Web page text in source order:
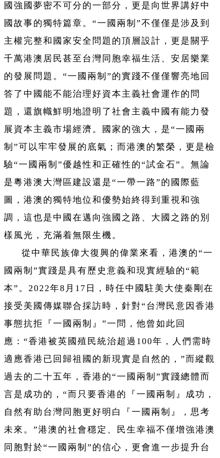
國強國夢密不可分的一部分，更是向世界講好中
國故事的獨特篇章。“一國兩制”不僅僅是涉及到
主權完整和國家安全問題的頂層設計，更是關乎
千萬港澳居民甚至台灣同胞幸福生活、安居樂業
的發展問題。“一國兩制”的實踐不僅僅響亮地回
答了中國能不能治理好資本主義社會運作的問
題，還旗幟鮮明地證明了社會主義中國有能力發
展資本主義市場經濟。國家的強大，是“一國兩
制”可以牢牢發展的底氣；而港澳的繁榮，更是檢
驗“一國兩制”優越性和正確性的“試金石”。無論
是粵港澳大灣區建設還是“一帶一路”的國際藍
圖，港澳的獨特地位和優勢始終得到重視和強
調，這也是中國在邁向強國之路、大國之路的別
樣風光，充滿着無限生機。
從中華民族偉大復興的偉業來看，港澳的“一
國兩制”實踐是具有歷史意義和現實經驗的“範
本”。2022年8月17日，時任中國駐美大使秦剛在
接受美國傳媒聯合採訪時，針對“台灣民意因香港
事態抗拒『一國兩制』”一問，他曾如此回
應：“香港被英國殖民統治超過100年，人們需時
適應香港已回歸祖國的新現實是自然的，”而縱觀
過去的二十五年，香港的“一國兩制”實踐總體而
言是成功的，“而只要香港的『一國兩制』成功，
自然有助台灣同胞更好明白『一國兩制』，思考
未來。”港澳的社會穩定、民生幸福不僅增強港澳
同胞對於“一國兩制”的信心，更會進一步提升台